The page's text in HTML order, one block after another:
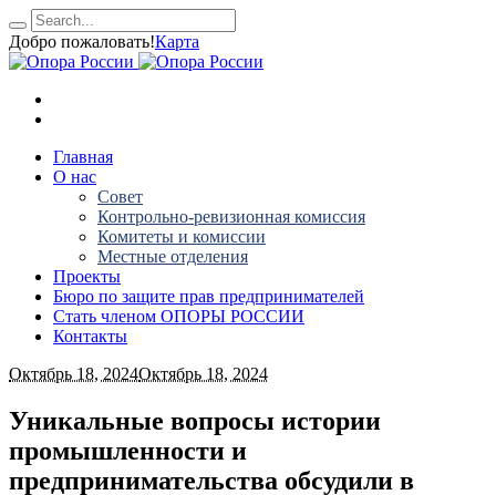
Добро пожаловать!Карта
Главная
О нас
Совет
Контрольно-ревизионная комиссия
Комитеты и комиссии
Местные отделения
Проекты
Бюро по защите прав предпринимателей
Стать членом ОПОРЫ РОССИИ
Контакты
Октябрь 18, 2024Октябрь 18, 2024
Уникальные вопросы истории
промышленности и
предпринимательства обсудили в